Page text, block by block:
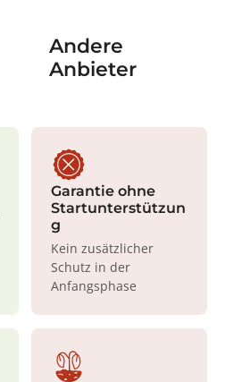
Andere
Anbieter
Garantie ohne
Startunterstützun
g
Kein zusätzlicher
Schutz in der
Anfangsphase